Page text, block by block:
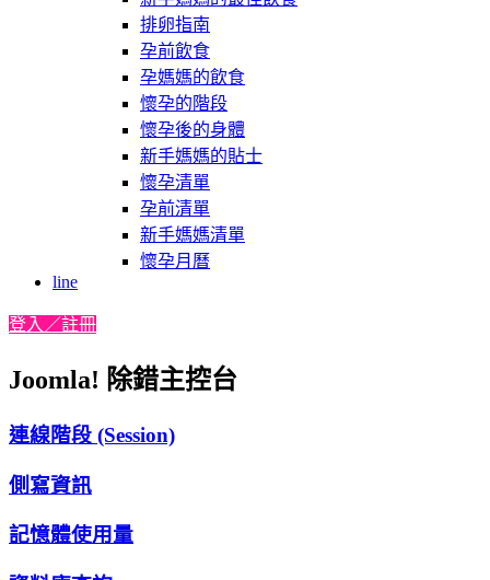
排卵指南
孕前飲食
孕媽媽的飲食
懷孕的階段
懷孕後的身體
新手媽媽的貼士
懷孕清單
孕前清單
新手媽媽清單
懷孕月曆
line
登入／註冊
Joomla! 除錯主控台
連線階段 (Session)
側寫資訊
記憶體使用量